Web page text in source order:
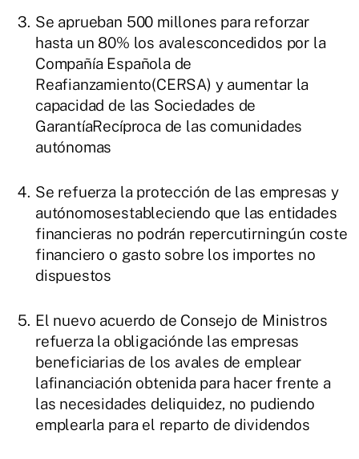
Se aprueban 500 millones para reforzar
hasta un 80% los avalesconcedidos por la
Compañía Española de
Reafianzamiento(CERSA) y aumentar la
capacidad de las Sociedades de
GarantíaRecíproca de las comunidades
autónomas
Se refuerza la protección de las empresas y
autónomosestableciendo que las entidades
financieras no podrán repercutirningún coste
financiero o gasto sobre los importes no
dispuestos
El nuevo acuerdo de Consejo de Ministros
refuerza la obligaciónde las empresas
beneficiarias de los avales de emplear
lafinanciación obtenida para hacer frente a
las necesidades deliquidez, no pudiendo
emplearla para el reparto de dividendos